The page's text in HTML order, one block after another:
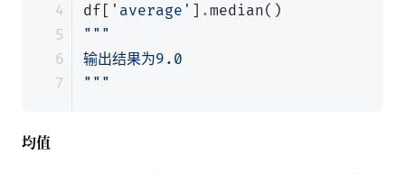
df [ 'average' ] .median()
"""
均值